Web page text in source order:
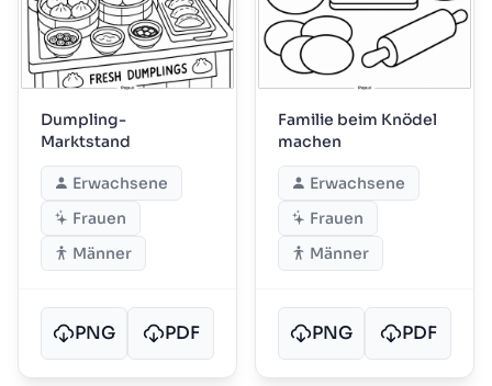
Dumpling-
Marktstand
Erwachsene
Frauen
Männer
PNG PDF
Familie beim Knödel
machen
Erwachsene
Frauen
Männer
PNG PDF